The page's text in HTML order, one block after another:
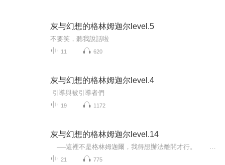
灰与幻想的格林姆迦尔level.5
不要笑，聽我說話啦
11 620
灰与幻想的格林姆迦尔level.4
引導與被引導者們
19 1172
灰与幻想的格林姆迦尔level.14
21 775